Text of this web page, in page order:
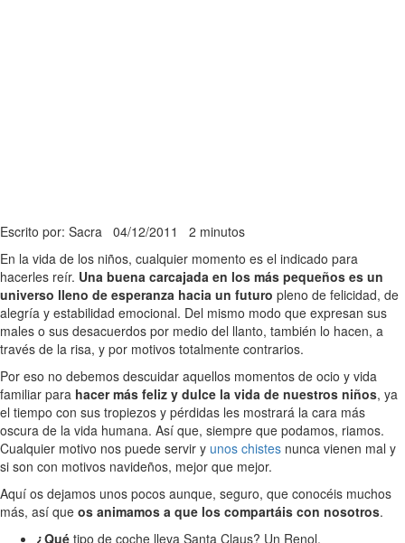
Escrito por: Sacra 04/12/2011 2 minutos
En la vida de los niños, cualquier momento es el indicado para
hacerles reír. Una buena carcajada en los más pequeños es un
universo lleno de esperanza hacia un futuro pleno de felicidad, de
alegría y estabilidad emocional. Del mismo modo que expresan sus
males o sus desacuerdos por medio del llanto, también lo hacen, a
través de la risa, y por motivos totalmente contrarios.
Por eso no debemos descuidar aquellos momentos de ocio y vida
familiar para hacer más feliz y dulce la vida de nuestros niños, ya
el tiempo con sus tropiezos y pérdidas les mostrará la cara más
oscura de la vida humana. Así que, siempre que podamos, riamos.
Cualquier motivo nos puede servir y unos chistes nunca vienen mal y
si son con motivos navideños, mejor que mejor.
Aquí os dejamos unos pocos aunque, seguro, que conocéis muchos
más, así que os animamos a que los compartáis con nosotros.
¿Qué tipo de coche lleva Santa Claus? Un Renol.